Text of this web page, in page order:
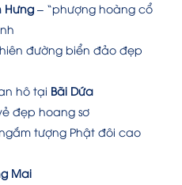
Hưng – “phượng hoàng cổ
đường biển đảo đẹp
hô tại Bãi Dứa
đẹp hoang sơ
tượng Phật đôi cao
Mai